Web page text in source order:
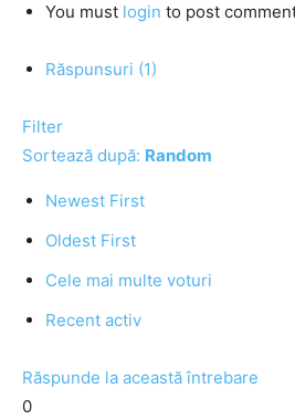
You must login to post
Răspunsuri (1)
Filter
Sortează după: Random
Newest First
Oldest First
Cele mai multe voturi
Recent activ
Răspunde la această întrebare
0